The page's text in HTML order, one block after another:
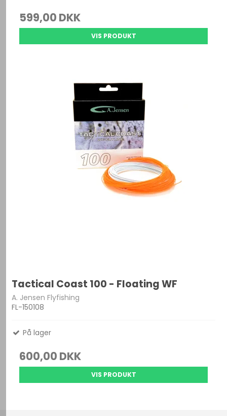
599,00 DKK
VIS PRODUKT
Tactical Coast 100 - Floating WF
A. Jensen Flyfishing
FL-150108
På lager
600,00 DKK
VIS PRODUKT